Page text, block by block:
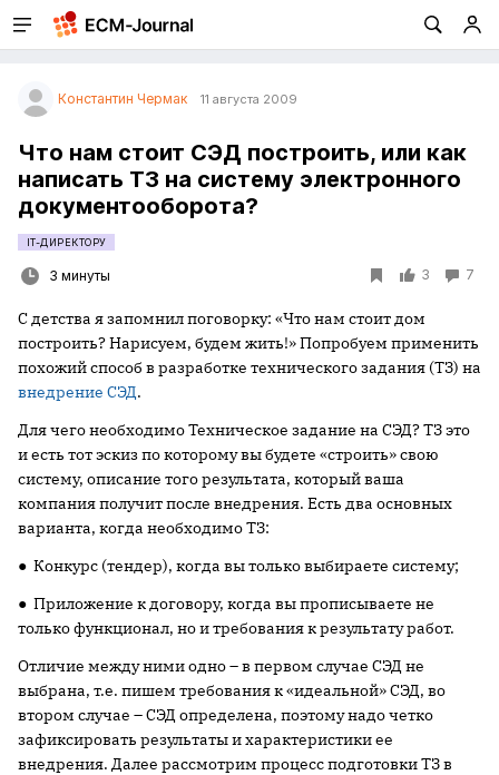
Константин Чермак 11 августа 2009
Что нам стоит СЭД построить, или как
написать ТЗ на систему электронного
документооборота?
IT-ДИРЕКТОРУ
3 минуты 3 7
С детства я запомнил поговорку: «Что нам стоит дом
построить? Нарисуем, будем жить!» Попробуем применить
похожий способ в разработке технического задания (ТЗ) на
внедрение СЭД.
Для чего необходимо Техническое задание на СЭД? ТЗ это
и есть тот эскиз по которому вы будете «строить» свою
систему, описание того результата, который ваша
компания получит после внедрения. Есть два основных
варианта, когда необходимо ТЗ:
● Конкурс (тендер), когда вы только выбираете систему;
● Приложение к договору, когда вы прописываете не
только функционал, но и требования к результату работ.
Отличие между ними одно – в первом случае СЭД не
выбрана, т.е. пишем требования к «идеальной» СЭД, во
втором случае – СЭД определена, поэтому надо четко
зафиксировать результаты и характеристики ее
внедрения. Далее рассмотрим процесс подготовки ТЗ в